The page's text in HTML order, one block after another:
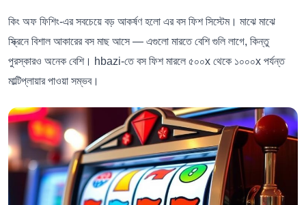
কিং অফ ফিশিং-এর সবচেয়ে বড় আকর্ষণ হলো এর বস ফিশ সিস্টেম। মাঝে মাঝে
স্ক্রিনে বিশাল আকারের বস মাছ আসে — এগুলো মারতে বেশি গুলি লাগে, কিন্তু
পুরস্কারও অনেক বেশি। hbazi-তে বস ফিশ মারলে ৫০০x থেকে ১০০০x পর্যন্ত
মাল্টিপ্লায়ার পাওয়া সম্ভব।